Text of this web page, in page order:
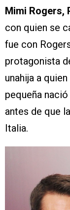
Mimi Rogers,
con quien se
fue con
protagonista
unahija a
pequeña nació
antes de que
Italia.